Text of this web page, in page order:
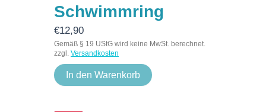
Schwimmring
€12,90
Gemäß § 19 UStG wird keine MwSt. berechnet.
zzgl. Versandkosten
In den Warenkorb